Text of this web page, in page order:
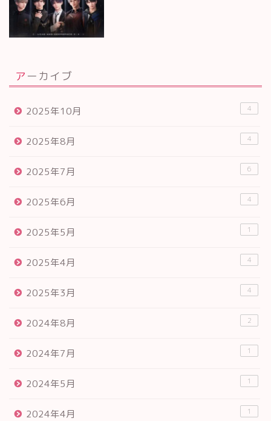
アーカイブ
2025年10月 4
2025年8月 4
2025年7月 6
2025年6月 4
2025年5月 1
2025年4月 4
2025年3月 4
2024年8月 2
2024年7月 1
2024年5月 1
2024年4月 1